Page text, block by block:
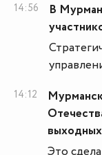
14:56
В
14:12
выходных
Это